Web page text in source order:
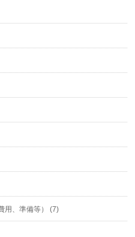
用、準備等） (7)